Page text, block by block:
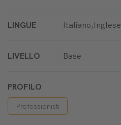
LINGUE Italiano,Inglese
LIVELLO Base
PROFILO
Professionisti